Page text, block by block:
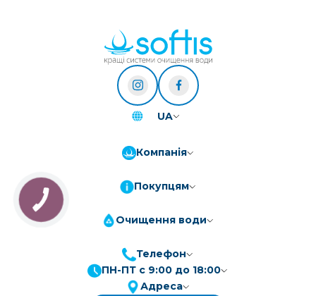
ПриватБанк
3-10 платежів, кредит 0.01%
UA
Компанія
Покупцям
Очищення води
Телефон
ПН-ПТ с 9:00 до 18:00
Адреса